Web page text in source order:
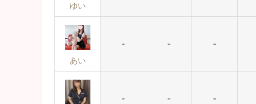
ゆい
あい
- - -
- - -